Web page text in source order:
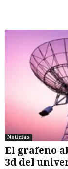
Noticias
El grafeno
3d del